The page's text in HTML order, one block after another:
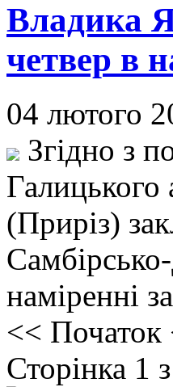
Владика
четвер в
04 лютого
Згідно з
(Приріз)
наміренні
<< Початок
Сторінка 1